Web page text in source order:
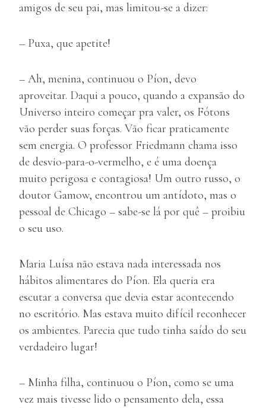
amigos de seu pai, mas limitou-se a dizer:
– Puxa, que apetite!
– Ah, menina, continuou o Píon, devo
aproveitar. Daqui a pouco, quando a expansão do
Universo inteiro começar pra valer, os Fótons
vão perder suas forças. Vão ficar praticamente
sem energia. O professor Friedmann chama isso
de desvio-para-o-vermelho, e é uma doença
muito perigosa e contagiosa! Um outro russo, o
doutor Gamow, encontrou um antídoto, mas o
pessoal de Chicago – sabe-se lá por quê – proibiu
o seu uso.
Maria Luísa não estava nada interessada nos
hábitos alimentares do Píon. Ela queria era
escutar a conversa que devia estar acontecendo
no escritório. Mas estava muito difícil reconhecer
os ambientes. Parecia que tudo tinha saído do seu
verdadeiro lugar!
– Minha filha, continuou o Píon, como se uma
vez mais tivesse lido o pensamento dela, essa